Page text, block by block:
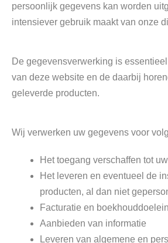
persoonlijk gegevens kan worden
intensiever gebruik maakt van onze
De gegevensverwerking is
van deze website en de daarbij
geleverde producten.
Wij verwerken uw gegevens voor
Het toegang verschaffen tot
Het leveren en eventueel de
producten, al dan niet
Facturatie en
Aanbieden van informatie
Leveren van algemene en